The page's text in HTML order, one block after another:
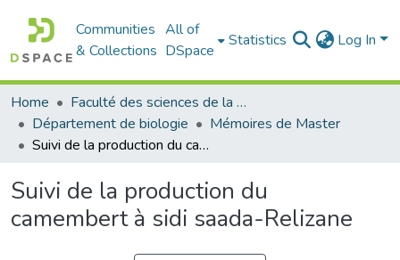
Communities
& Collections
All of
DSpace
Statistics Log In
Home
Faculté des sciences de la nature et de la vie
Département de biologie
Mémoires de Master
Suivi de la production du camembert à sidi saada-Relizane
Suivi de la production du
camembert à sidi saada-Relizane